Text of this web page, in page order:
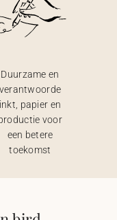
Duurzame en
verantwoorde
inkt, papier en
voor
een betere
toekomst